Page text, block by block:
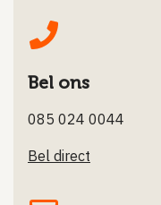
Bel ons
085 024 0044
Bel direct